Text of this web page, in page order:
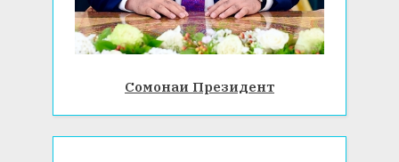
Сомонаи Президент